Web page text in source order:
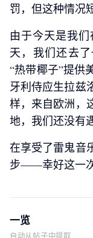
罚，但这种情况
由于今天是我
天，我们还去
“热带椰子”提供
牙利侍应生拉兹
样，来自欧洲，
地，我们还没有
在享受了雷鬼音
步——幸好这一
一览
自动从帖子中提取